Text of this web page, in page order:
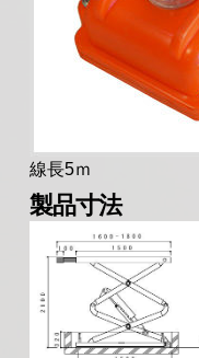
線長5ｍ
製品寸法